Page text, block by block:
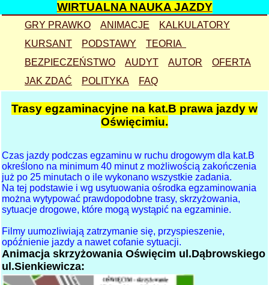
WIRTUALNA NAUKA JAZDY
GRY PRAWKO
TEST
EGZAMIN
Bielsko
warunkowy
łamane1
łamane2
gra USTĄP
gra STOP
gra rondo
ANIMACJE
PROSTO
W PRAWO
W LEWO
korytarz życia
zmiana pasa
zawracanie
wyprzedzanie
Bielsko
Tychy
Kraków
Oświęcim
KALKULATORY
hamowanie
odstęp
wyprzedzanie
KURSANT
egzamin
plac
trasy
sytuacje
parkowanie
uprawnienia
szkolenie
egzaminowanie
PODSTAWY
przejście
wypadek
pierwszeństwo
zasady
zawracanie
hamowanie
wyprzedzanie
kierunkowskaz
autostrada
TEORIA
ostrożność
znaki
eko-driving
warsztaty
BEZPIECZEŃSTWO
symulacja
odstęp
bezkolizyjnie
wyprzedzanie
korytarz
zamek
kolejowy
przepis?
AUDYT
sygnalizacja
kolizje
ronda
Niemcy
naczepa
zakręt
lustra
zatrzymanie
wyłączanie
rondo
bezpieczne
AUTOR
Wadowice
spis stron
linki
OFERTA
JAK ZDAĆ
POLITYKA FAQ
Trasy egzaminacyjne na kat.B prawa jazdy w
Oświęcimiu.
Czas jazdy podczas egzaminu w ruchu drogowym dla kat.B
określono na minimum 40 minut z możliwością zakończenia
już po 25 minutach o ile wykonano wszystkie zadania.
Na tej podstawie i wg usytuowania ośrodka egzaminowania
można wytypować prawdopodobne trasy, skrzyżowania,
sytuacje drogowe, które mogą wystąpić na egzaminie.
Filmy uumozliwiają zatrzymanie się, przyspieszenie,
opóźnienie jazdy a nawet cofanie sytuacji.
Animacja skrzyżowania Oświęcim ul.Dąbrowskiego
ul.Sienkiewicza: